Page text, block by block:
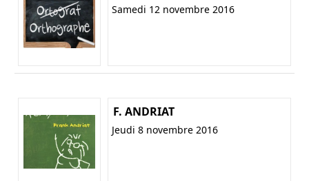
Samedi 12 novembre 2016
F. ANDRIAT
Jeudi 8 novembre 2016